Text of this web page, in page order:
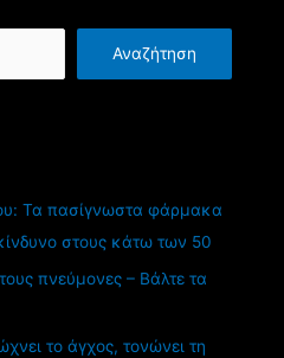
Αναζήτηση
Τα πασίγνωστα φάρμακα
στους κάτω των 50
πνεύμονες – Βάλτε τα
το άγχος, τονώνει τη